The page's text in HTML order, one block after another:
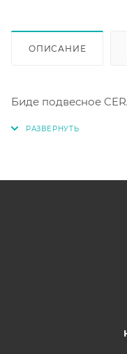
ОПИСАНИЕ
Биде подвесное